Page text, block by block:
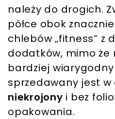
należy do drogich.
półce obok
chlebów „fitness” z
dodatków, mimo że
bardziej wiarygodny
sprzedawany jest w
niekrojony i bez
opakowania.